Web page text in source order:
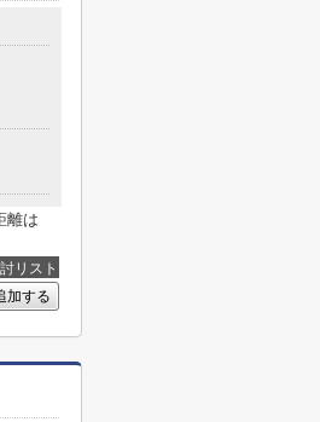
離は
リスト
加する